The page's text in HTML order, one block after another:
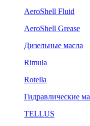
AeroShell Fluid
AeroShell Grease
Дизельные масла
Rimula
Rotella
Гидравлические
TELLUS